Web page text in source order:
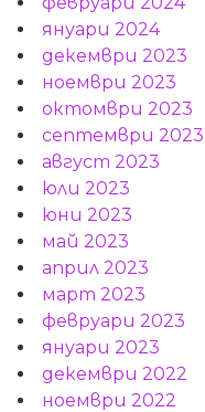
януари 2024
декември 2023
ноември 2023
октомври 2023
септември 2023
август 2023
юли 2023
юни 2023
май 2023
април 2023
март 2023
февруари 2023
януари 2023
декември 2022
ноември 2022